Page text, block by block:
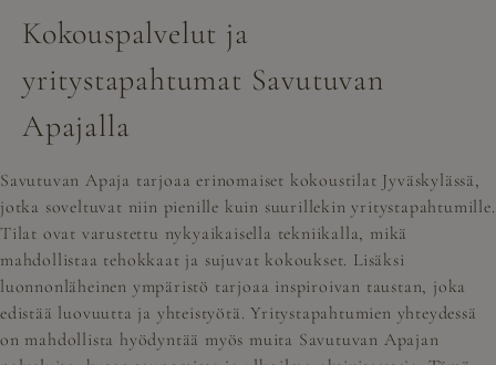
Kokouspalvelut ja
yritystapahtumat Savutuvan
Apajalla
Savutuvan Apaja tarjoaa erinomaiset kokoustilat Jyväskylässä,
jotka soveltuvat niin pienille kuin suurillekin yritystapahtumille.
Tilat ovat varustettu nykyaikaisella tekniikalla, mikä
mahdollistaa tehokkaat ja sujuvat kokoukset. Lisäksi
luonnonläheinen ympäristö tarjoaa inspiroivan taustan, joka
edistää luovuutta ja yhteistyötä. Yritystapahtumien yhteydessä
on mahdollista hyödyntää myös muita Savutuvan Apajan